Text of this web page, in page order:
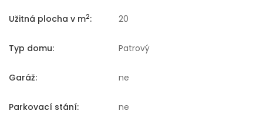
Užitná plocha v m2: 20
Typ domu: Patrový
Garáž: ne
Parkovací stání: ne